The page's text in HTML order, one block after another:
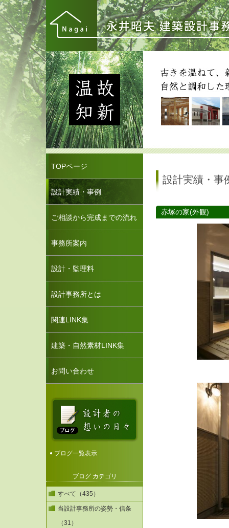
TOPページ
設計実績・事例
ご相談から完成までの流れ
事務所案内
設計・監理料
設計事務所とは
関連LINK集
建築・自然素材LINK集
お問い合わせ
ブログ一覧表示
ブログ カテゴリ
すべて（435）
当設計事務所の姿勢・信条
（31）
設計実績・事
赤塚の家(外観)